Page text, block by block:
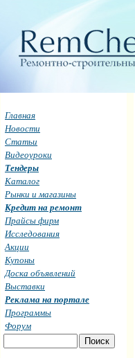
Главная
Новости
Статьи
Видеоуроки
Тендеры
Каталог
Рынки и магазины
Кредит на ремонт
Прайсы фирм
Исследования
Акции
Купоны
Доска объявлений
Выставки
Реклама на портале
Программы
Форум